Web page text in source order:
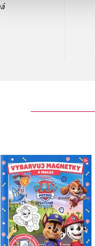
Tlapková patrola -
Vybarvuj magnetky
Kolektiv